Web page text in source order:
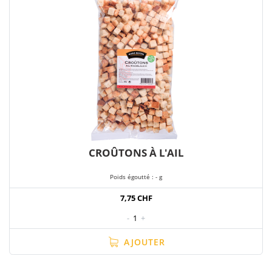
CROÛTONS À L'AIL
Poids égoutté : - g
7,75 CHF
- 1 +
AJOUTER